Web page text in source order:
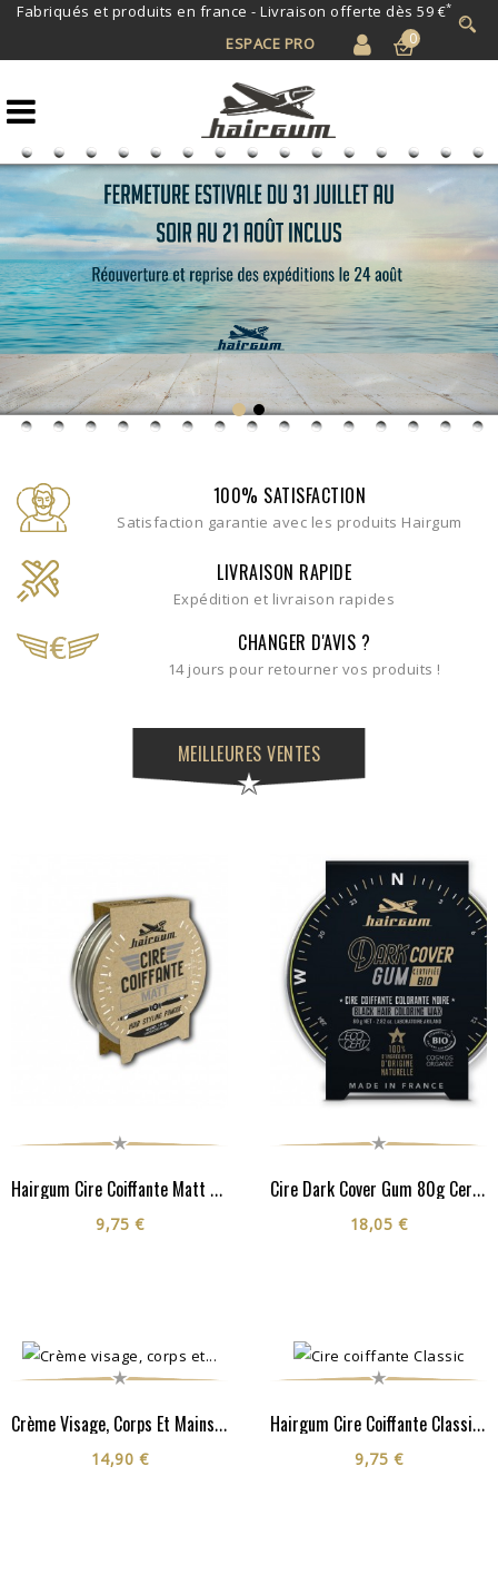
Fabriqués et produits en france - Livraison offerte dès 59 €*
0
ESPACE PRO
100% SATISFACTION
Satisfaction garantie avec les produits Hairgum
LIVRAISON RAPIDE
Expédition et livraison rapides
CHANGER D'AVIS ?
14 jours pour retourner vos produits !
MEILLEURES VENTES
Hairgum Cire Coiffante Matt 40G
9,75 €
Cire Dark Cover Gum 80g Certifiée Cosmos Organic**
18,05 €
Crème Visage, Corps Et Mains - Cosmos Organic**
14,90 €
Hairgum Cire Coiffante Classic 40G
9,75 €